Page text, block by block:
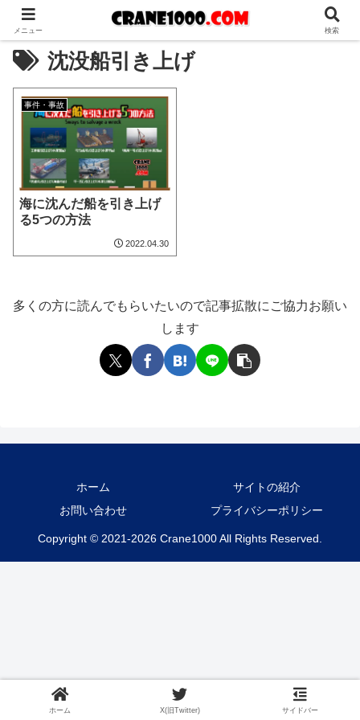
沈没船引き上げ
事件・事故
海に沈んだ船を引き上げ
る5つの方法
2022.04.30
多くの方に読んでもらいたいので記事拡散にご協力お願い
します
ホーム
サイトの紹介
お問い合わせ
プライバシーポリシー
Copyright © 2021-2026 Crane1000 All Rights Reserved.
メニュー 検索
ホーム X(旧Twitter) サイドバー